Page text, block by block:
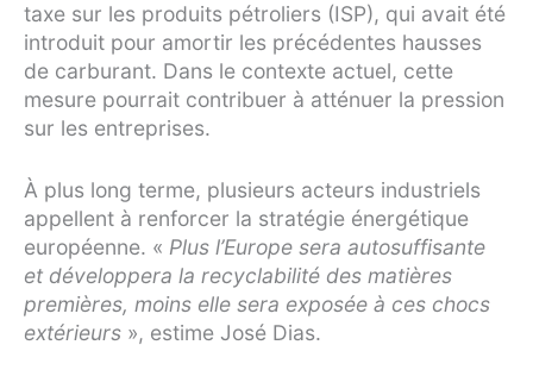
taxe sur les produits pétroliers (ISP), qui avait été
introduit pour amortir les précédentes hausses
de carburant. Dans le contexte actuel, cette
mesure pourrait contribuer à atténuer la pression
sur les entreprises.
À plus long terme, plusieurs acteurs industriels
appellent à renforcer la stratégie énergétique
européenne. « Plus l’Europe sera autosuffisante
et développera la recyclabilité des matières
premières, moins elle sera exposée à ces chocs
extérieurs », estime José Dias.